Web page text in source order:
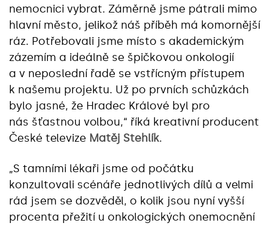
nemocnici vybrat. Záměrně jsme pátrali mimo
hlavní město, jelikož náš příběh má komornější
ráz. Potřebovali jsme místo s akademickým
zázemím a ideálně se špičkovou onkologií
a v neposlední řadě se vstřícným přístupem
k našemu projektu. Už po prvních schůzkách
bylo jasné, že Hradec Králové byl pro
nás šťastnou volbou,“ říká kreativní producent
České televize Matěj Stehlík.
„S tamními lékaři jsme od počátku
konzultovali scénáře jednotlivých dílů a velmi
rád jsem se dozvěděl, o kolik jsou nyní vyšší
procenta přežití u onkologických onemocnění